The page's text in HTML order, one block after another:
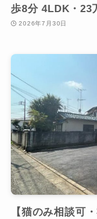
歩8分 4LDK・23
2026年7月30日
【猫のみ相談可